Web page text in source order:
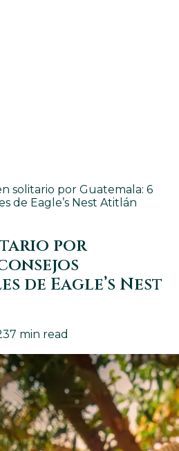
solitario por Guatemala: 6
de Eagle’s Nest Atitlán
por
de Eagle’s Nest
7 min read